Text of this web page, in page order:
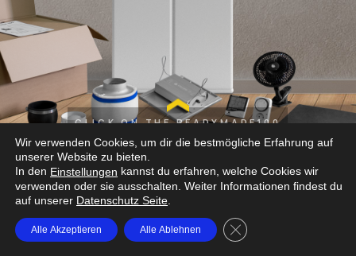
CLICK ON THE READYMADE100
OR SCROLL UP
Wir verwenden Cookies, um dir die bestmögliche Erfahrung auf
unserer Website zu bieten.
In den Einstellungen kannst du erfahren, welche Cookies wir
verwenden oder sie ausschalten. Weiter Informationen findest du
auf unserer Datenschutz Seite
Alle Akzeptieren Alle Ablehnen GDPR Cookie-Banner